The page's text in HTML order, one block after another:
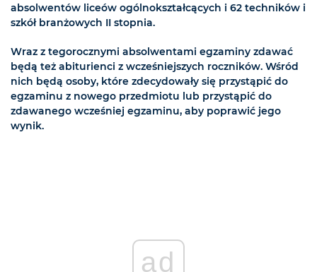
absolwentów liceów ogólnokształcących i 62 techników i
szkół branżowych II stopnia.
Wraz z tegorocznymi absolwentami egzaminy zdawać
będą też abiturienci z wcześniejszych roczników. Wśród
nich będą osoby, które zdecydowały się przystąpić do
egzaminu z nowego przedmiotu lub przystąpić do
zdawanego wcześniej egzaminu, aby poprawić jego
wynik.
ad